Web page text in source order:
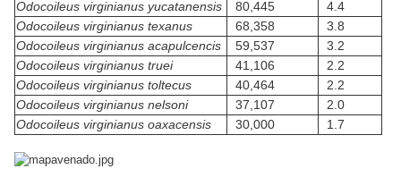
Odocoileus virginianus yucatanensis
80,445
4.4
Odocoileus virginianus texanus
68,358
3.8
Odocoileus virginianus acapulcencis
59,537
3.2
Odocoileus virginianus truei
41,106
2.2
Odocoileus virginianus toltecus
40,464
2.2
Odocoileus virginianus nelsoni
37,107
2.0
Odocoileus virginianus oaxacensis
30,000 1.7